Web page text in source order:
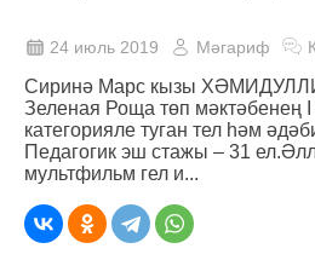
24 июль 2019 Мәгариф
Сиринә Марс кызы
Зеленая Роща төп мәктәбенең
категорияле туган тел һәм
Педагогик эш стажы – 31
мультфильм гел и...